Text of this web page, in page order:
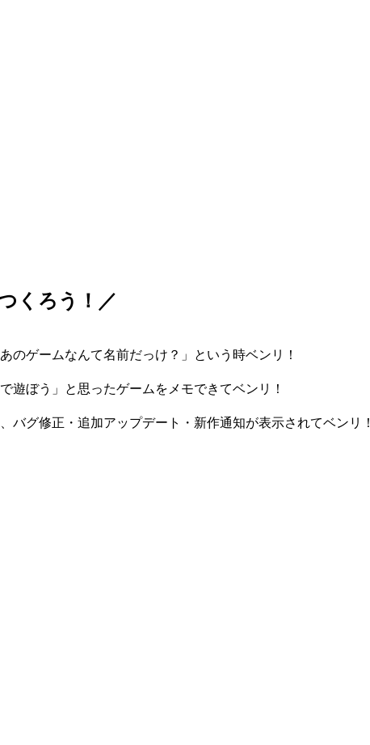
くろう！／
のゲームなんて名前だっけ？」という時ベンリ！
遊ぼう」と思ったゲームをメモできてベンリ！
バグ修正・追加アップデート・新作通知が表示されてベンリ！